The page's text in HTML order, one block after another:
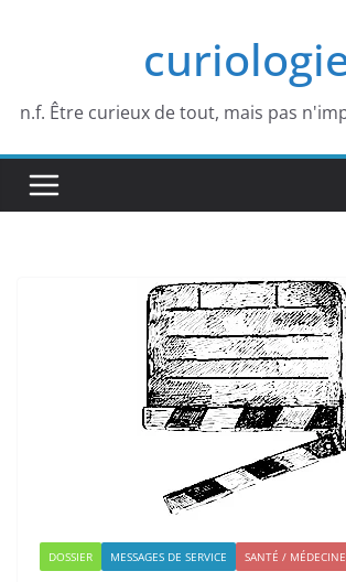
n.f. Être curieux de tout, mais pas
DOSSIER MESSAGES DE SERVICE SANTÉ / MÉDECINE